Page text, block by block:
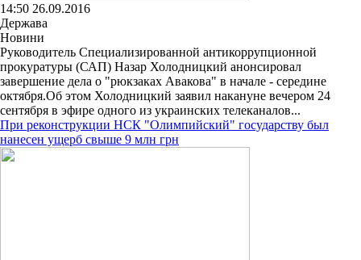
14:50 26.09.2016
Держава
Новини
Руководитель Специализированной антикоррупционной
прокуратуры (САП) Назар Холодницкий анонсировал
завершение дела о "рюкзаках Авакова" в начале - середине
октября.Об этом Холодницкий заявил накануне вечером 24
сентября в эфире одного из украинских телеканалов...
При реконструкции НСК "Олимпийский" государству был
нанесен ущерб свыше 9 млн грн